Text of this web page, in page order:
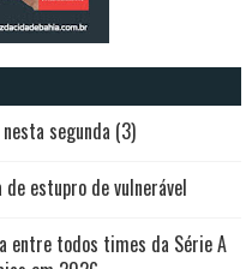
segunda (3)
estupro de vulnerável
entre todos times da Série A